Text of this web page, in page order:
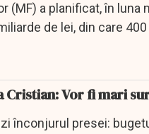
(MF) a planificat, în
de lei, din care
Cristian: Vor fi mari
înconjurul presei: